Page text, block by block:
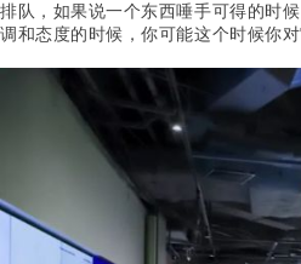
排队，如果说一个东西唾手可得的时
调和态度的时候，你可能这个时候你